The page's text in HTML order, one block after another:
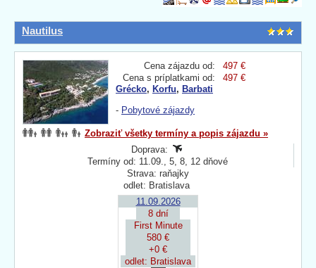
Nautilus
Cena zájazdu od:
497 €
Cena s príplatkami od:
497 €
Grécko, Korfu, Barbati
- Pobytové zájazdy
Zobraziť všetky termíny a popis zájazdu »
Doprava:
Termíny od: 11.09., 5, 8, 12 dňové
Strava: raňajky
odlet: Bratislava
11.09.2026
8 dní
First Minute
580 €
+0 €
odlet: Bratislava